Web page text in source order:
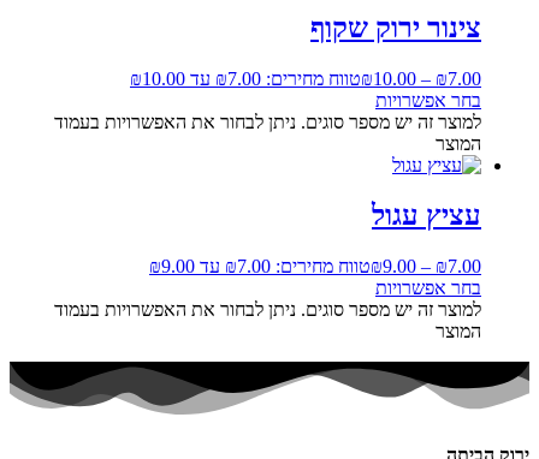
צינור ירוק שקוף
₪7.00
–
₪10.00
טווח מחירים: ⁦₪7.00⁩ עד ⁦₪10.00⁩
בחר אפשרויות
למוצר זה יש מספר סוגים. ניתן לבחור את האפשרויות בעמוד
המוצר
עציץ עגול
₪7.00
–
₪9.00
טווח מחירים: ⁦₪7.00⁩ עד ⁦₪9.00⁩
בחר אפשרויות
למוצר זה יש מספר סוגים. ניתן לבחור את האפשרויות בעמוד
המוצר
ירוק הביתה